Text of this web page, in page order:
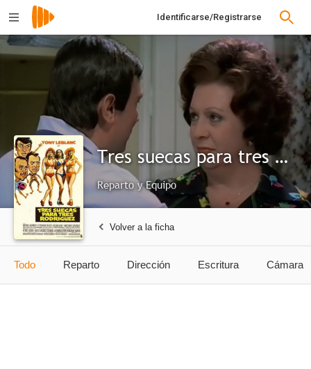
Identificarse/Registrarse
Tres suecas para tres Rodríguez
Reparto y Equipo
Volver a la ficha
Todo Reparto Dirección Escritura Cámara